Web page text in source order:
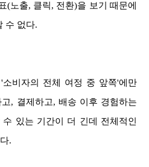
(노출, 클릭, 전환)을 보기 때문에
수 없다.
비자의 전체 여정 중 앞쪽'에만
고, 결제하고, 배송 이후 경험하는
있는 기간이 더 긴데 전체적인
.